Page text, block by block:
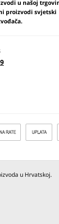
u našoj
proizvodi svjetski
u Hrvatskoj.